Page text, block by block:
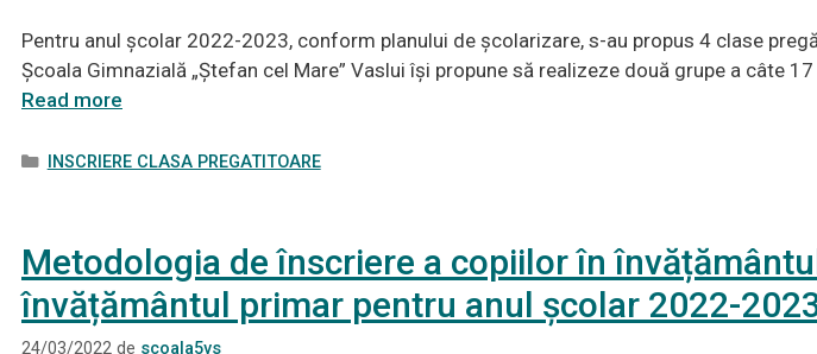
Pentru anul școlar 2022-2023, conform planului de școlarizare, s-au propus 4 clase
Școala Gimnazială „Ștefan cel Mare” Vaslui își propune să realizeze două grupe a câte
Read more
Categorii
INSCRIERE CLASA PREGATITOARE
Metodologia de înscriere a copiilor în
învățământul primar pentru anul școlar 2022-
24/03/2022 de scoala5vs